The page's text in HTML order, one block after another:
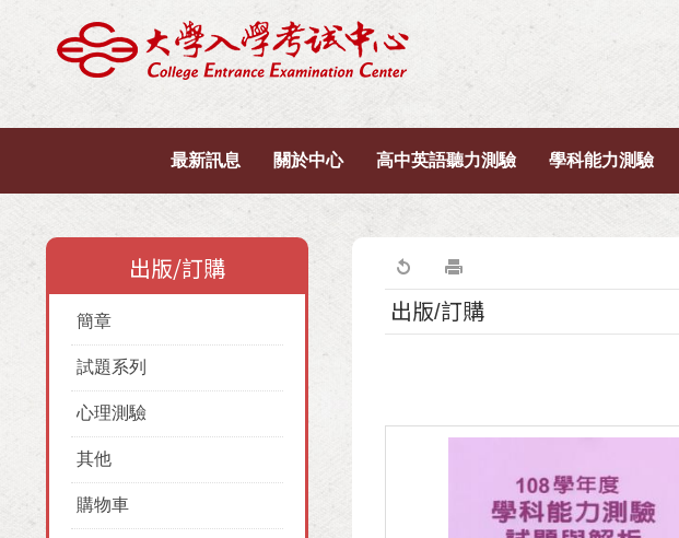
最新訊息 關於中心 高中英語聽力測驗 學科能力測驗
出版/訂購
簡章
試題系列
心理測驗
其他
購物車
出版/訂購